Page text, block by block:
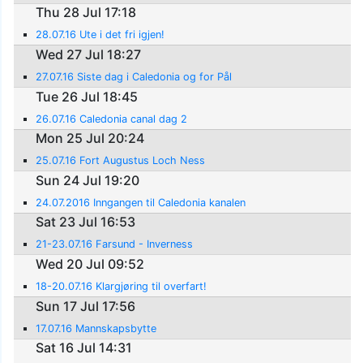
Thu 28 Jul 17:18
28.07.16 Ute i det fri igjen!
Wed 27 Jul 18:27
27.07.16 Siste dag i Caledonia og for Pål
Tue 26 Jul 18:45
26.07.16 Caledonia canal dag 2
Mon 25 Jul 20:24
25.07.16 Fort Augustus Loch Ness
Sun 24 Jul 19:20
24.07.2016 Inngangen til Caledonia kanalen
Sat 23 Jul 16:53
21-23.07.16 Farsund - Inverness
Wed 20 Jul 09:52
18-20.07.16 Klargjøring til overfart!
Sun 17 Jul 17:56
17.07.16 Mannskapsbytte
Sat 16 Jul 14:31